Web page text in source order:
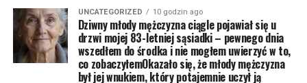
UNCATEGORIZED 10 godzin ago
Dziwny młody mężczyzna ciągle pojawiał się u
drzwi mojej 83-letniej sąsiadki – pewnego dnia
wszedłem do środka i nie mogłem uwierzyć w to,
co zobaczyłemOkazało się, że młody mężczyzna
był jej wnukiem, który potajemnie uczył ją